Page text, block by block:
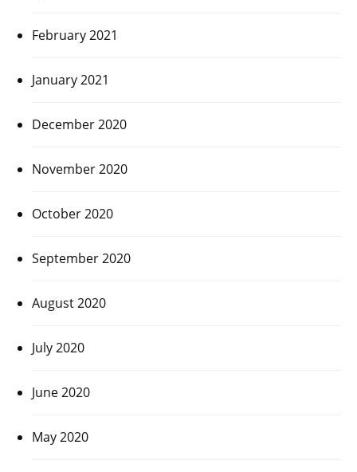
February 2021
January 2021
December 2020
November 2020
October 2020
September 2020
August 2020
July 2020
June 2020
May 2020